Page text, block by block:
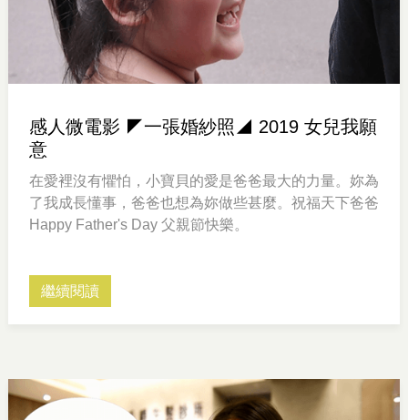
感人微電影 ◤一張婚紗照◢ 2019 女兒我願
意
在愛裡沒有懼怕，小寶貝的愛是爸爸最大的力量。妳為
了我成長懂事，爸爸也想為妳做些甚麼。祝福天下爸爸
Happy Father's Day 父親節快樂。
繼續閱讀